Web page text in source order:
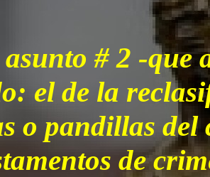
# 2 -que
el de la
o pandillas del
de